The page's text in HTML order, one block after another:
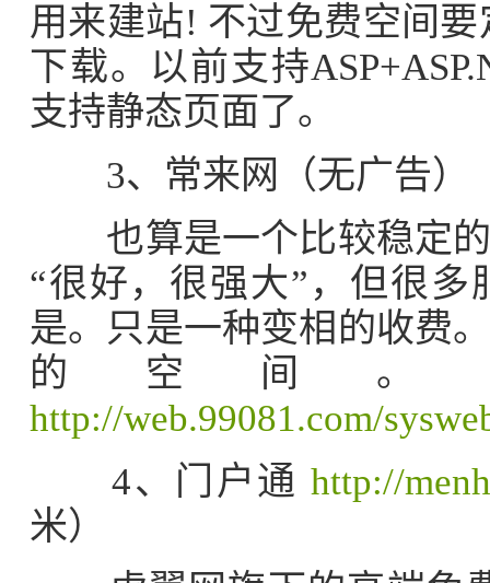
用来建站! 不过免费空间
下载。以前支持
支持静态页面了。
3、常来网（无广告）
也算是一个比较稳定的
“很好，很强大”，但很
是。只是一种变相的收费
的空间。
http://web.99081.com/
4、门户通http://
米）